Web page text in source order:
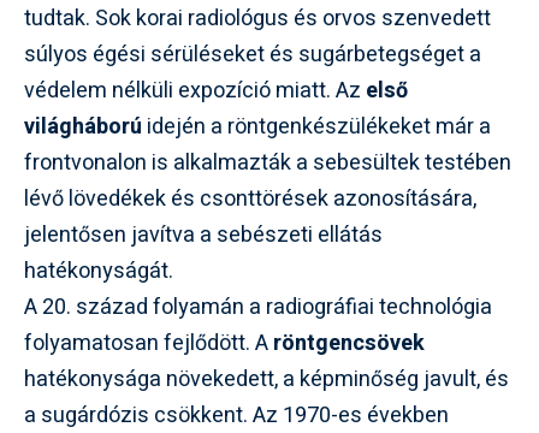
tudtak. Sok korai radiológus és orvos szenvedett
súlyos égési sérüléseket és sugárbetegséget a
védelem nélküli expozíció miatt. Az első
világháború idején a röntgenkészülékeket már a
frontvonalon is alkalmazták a sebesültek testében
lévő lövedékek és csonttörések azonosítására,
jelentősen javítva a sebészeti ellátás
hatékonyságát.
A 20. század folyamán a radiográfiai technológia
folyamatosan fejlődött. Aröntgencsövek
hatékonysága növekedett, a képminőség javult, és
a sugárdózis csökkent. Az 1970-es években